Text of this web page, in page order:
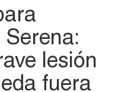
lesión
fuera